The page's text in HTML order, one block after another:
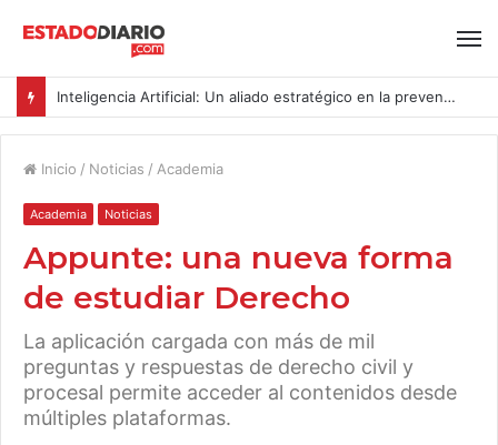
Inteligencia Artificial: Un aliado estratégico en la prevención del acoso y la violencia laboral bajo la Ley Karin
Inicio / Noticias / Academia
Academia Noticias
Appunte: una nueva forma
de estudiar Derecho
La aplicación cargada con más de mil
preguntas y respuestas de derecho civil y
procesal permite acceder al contenidos desde
múltiples plataformas.